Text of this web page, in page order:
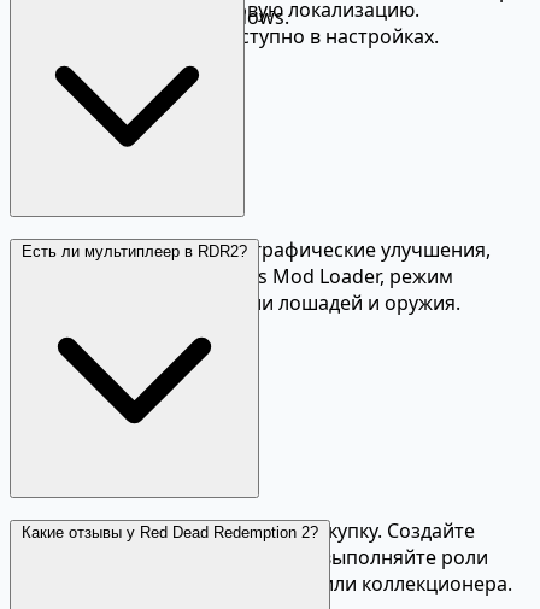
доступна только на Windows.
русскую озвучку и текстовую локализацию.
Переключение языка доступно в настройках.
На Nexus Mods доступны графические улучшения,
скрипт-моды через Lenny's Mod Loader, режим
фотографии, новые модели лошадей и оружия.
Есть ли мультиплеер в RDR2?
Да, Red Dead Online включён в покупку. Создайте
персонажа, играйте с друзьями, выполняйте роли
охотника за головами, торговца или коллекционера.
Какие отзывы у Red Dead Redemption 2?